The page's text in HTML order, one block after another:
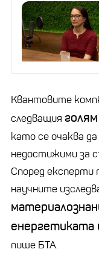
Квантовите
следващия
като се очаква
недостижими за
Според експерти
научните
енергетиката
пише БТА.